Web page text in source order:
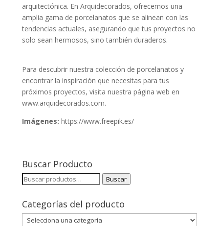
arquitectónica. En Arquidecorados, ofrecemos una
amplia gama de porcelanatos que se alinean con las
tendencias actuales, asegurando que tus proyectos no
solo sean hermosos, sino también duraderos.
Para descubrir nuestra colección de porcelanatos y
encontrar la inspiración que necesitas para tus
próximos proyectos, visita nuestra página web en
www.arquidecorados.com.
Imágenes: https://www.freepik.es/
Buscar Producto
Buscar
Buscar
Categorías del producto